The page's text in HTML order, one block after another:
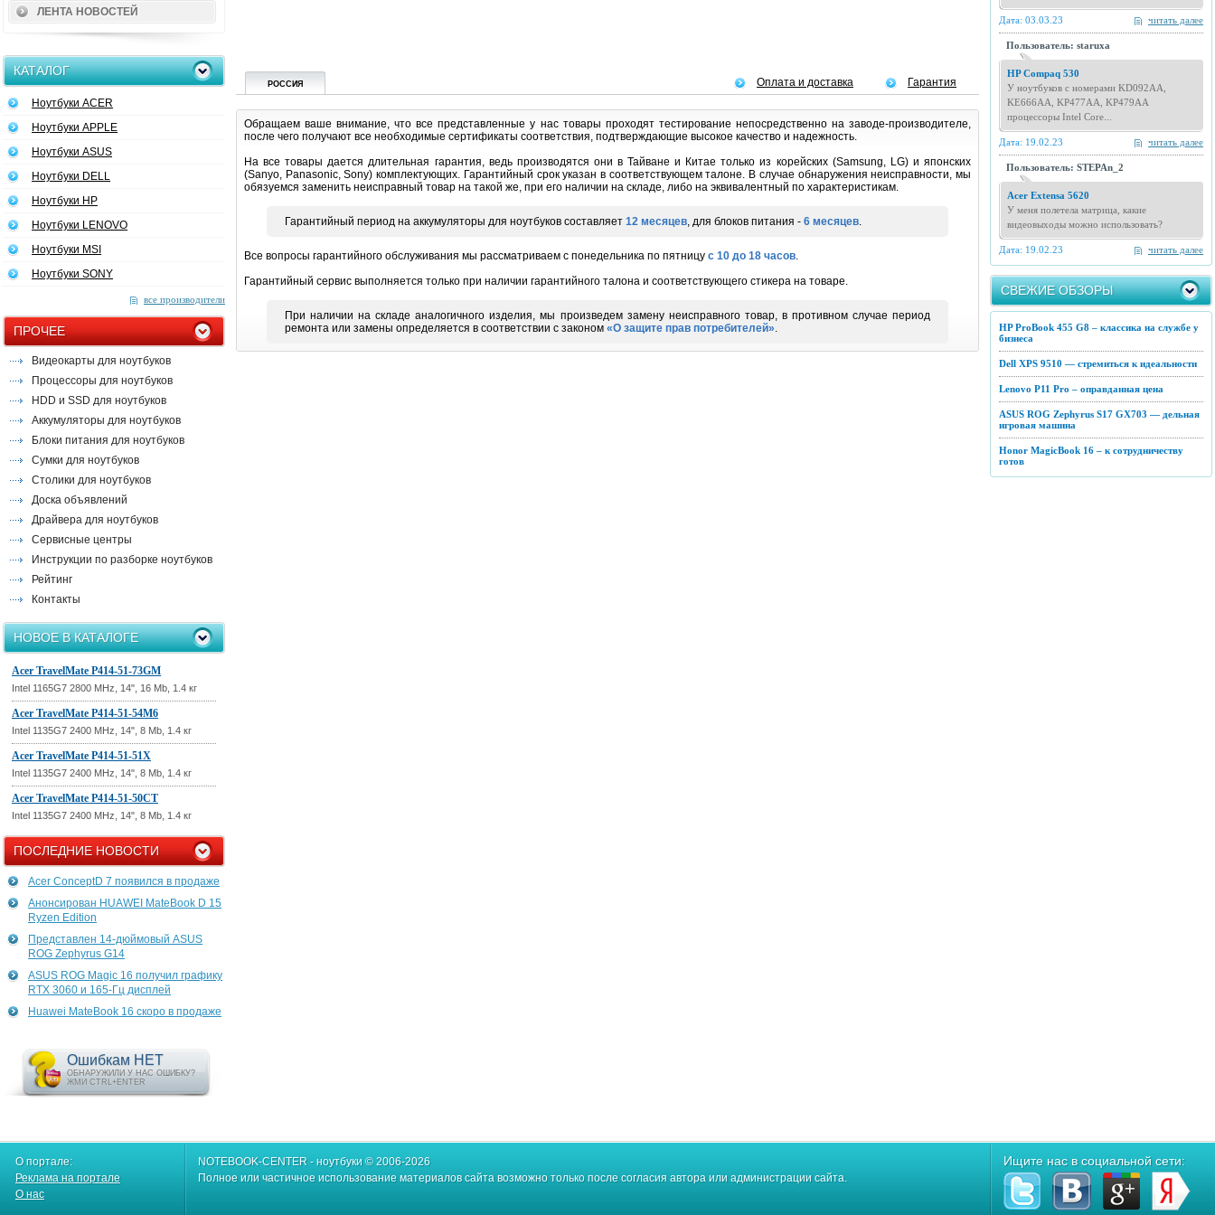
ЛЕНТА НОВОСТЕЙ
КАТАЛОГ
Ноутбуки ACER
Ноутбуки APPLE
Ноутбуки ASUS
Ноутбуки DELL
Ноутбуки HP
Ноутбуки LENOVO
Ноутбуки MSI
Ноутбуки SONY
все производители
ПРОЧЕЕ
Видеокарты для ноутбуков
Процессоры для ноутбуков
HDD и SSD для ноутбуков
Аккумуляторы для ноутбуков
Блоки питания для ноутбуков
Сумки для ноутбуков
Столики для ноутбуков
Доска объявлений
Драйвера для ноутбуков
Сервисные центры
Инструкции по разборке ноутбуков
Рейтинг
Контакты
НОВОЕ В КАТАЛОГЕ
Acer TravelMate P414-51-73GM
Intel 1165G7 2800 MHz, 14", 16 Mb, 1.4 кг
Acer TravelMate P414-51-54M6
Intel 1135G7 2400 MHz, 14", 8 Mb, 1.4 кг
Acer TravelMate P414-51-51X
Intel 1135G7 2400 MHz, 14", 8 Mb, 1.4 кг
Acer TravelMate P414-51-50CT
Intel 1135G7 2400 MHz, 14", 8 Mb, 1.4 кг
ПОСЛЕДНИЕ НОВОСТИ
Acer ConceptD 7 появился в продаже
Анонсирован HUAWEI MateBook D 15
Ryzen Edition
Представлен 14-дюймовый ASUS
ROG Zephyrus G14
ASUS ROG Magic 16 получил графику
RTX 3060 и 165-Гц дисплей
Huawei MateBook 16 скоро в продаже
Ошибкам НЕТ
ОБНАРУЖИЛИ У НАС ОШИБКУ?
ЖМИ CTRL+ENTER
РОССИЯ Гарантия
Оплата и доставка
Обращаем ваше внимание, что все представленные у нас товары проходят тестирование непосредственно на заводе-производителе,
после чего получают все необходимые сертификаты соответствия, подтверждающие высокое качество и надежность.
На все товары дается длительная гарантия, ведь производятся они в Тайване и Китае только из корейских (Samsung, LG) и японских
(Sanyo, Panasonic, Sony) комплектующих. Гарантийный срок указан в соответствующем талоне. В случае обнаружения неисправности, мы
обязуемся заменить неисправный товар на такой же, при его наличии на складе, либо на эквивалентный по характеристикам.
Гарантийный период на аккумуляторы для ноутбуков составляет 12 месяцев, для блоков питания - 6 месяцев.
Все вопросы гарантийного обслуживания мы рассматриваем с понедельника по пятницу с 10 до 18 часов.
Гарантийный сервис выполняется только при наличии гарантийного талона и соответствующего стикера на товаре.
При наличии на складе аналогичного изделия, мы произведем замену неисправного товар, в противном случае период
ремонта или замены определяется в соответствии с законом «О защите прав потребителей».
читать далее
Дата: 03.03.23
Пользователь: staruxa
HP Compaq 530
У ноутбуков с номерами KD092AA,
KE666AA, KP477AA, KP479AA
процессоры Intel Core...
читать далее
Дата: 19.02.23
Пользователь: STEPAn_2
Acer Extensa 5620
У меня полетела матрица, какие
видеовыходы можно использовать?
читать далее
Дата: 19.02.23
СВЕЖИЕ ОБЗОРЫ
HP ProBook 455 G8 – классика на службе у
бизнеса
Dell XPS 9510 — стремиться к идеальности
Lenovo P11 Pro – оправданная цена
ASUS ROG Zephyrus S17 GX703 — дельная
игровая машина
Honor MagicBook 16 – к сотрудничеству
готов
О портале:
Реклама на портале
О нас
NOTEBOOK-CENTER - ноутбуки © 2006-2026
Полное или частичное использование материалов сайта возможно только после согласия автора или администрации сайта.
Ищите нас в социальной сети: